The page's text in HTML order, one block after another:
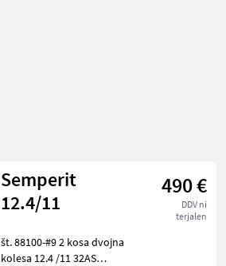
Semperit
12.4/11
490 €
DDV ni
terjalen
št. 88100-#9 2 kosa dvojna
kolesa 12.4 /11 32AS